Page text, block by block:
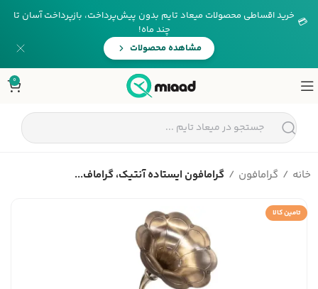
💳 خرید اقساطی محصولات میعاد تایم بدون پیش‌پرداخت، بازپرداخت آسان تا
چند ماه!
مشاهده محصولات
0
خانه گرامافون گرامافون ایستاده آنتیک، گراماف...
تامین کالا